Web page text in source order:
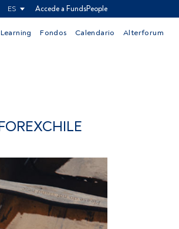
ES Accede a FundsPeople
Learning Fondos Calendario Alterforum